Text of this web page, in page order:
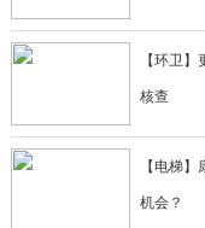
【环卫
核查
【电梯
机会？